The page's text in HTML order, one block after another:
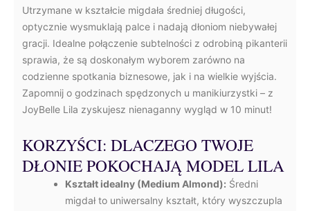
Utrzymane w kształcie migdała średniej długości,
optycznie wysmuklają palce i nadają dłoniom niebywałej
gracji. Idealne połączenie subtelności z odrobiną pikanterii
sprawia, że są doskonałym wyborem zarówno na
codzienne spotkania biznesowe, jak i na wielkie wyjścia.
Zapomnij o godzinach spędzonych u manikiurzystki – z
JoyBelle Lila zyskujesz nienaganny wygląd w 10 minut!
KORZYŚCI: DLACZEGO TWOJE
DŁONIE POKOCHAJĄ MODEL LILA
Kształt idealny (Medium Almond): Średni
migdał to uniwersalny kształt, który wyszczupla